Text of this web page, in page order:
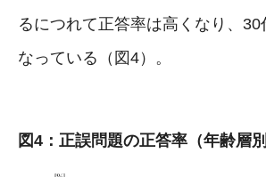
るにつれて正答率は高くなり、30
なっている（図4）。
図4：正誤問題の正答率（年齢層